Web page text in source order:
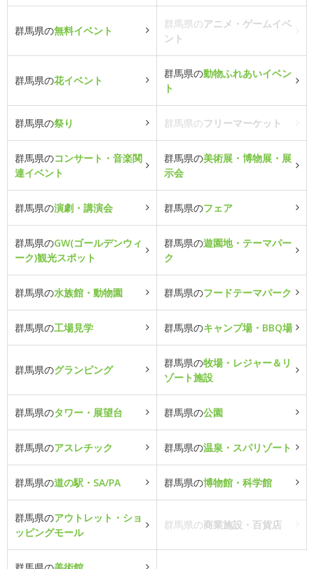
群馬県の無料イベント
群馬県のアニメ・ゲームイベ
ント
群馬県の花イベント
群馬県の動物ふれあいイベン
ト
群馬県の祭り 群馬県のフリーマーケット
群馬県のコンサート・音楽関
連イベント
群馬県の美術展・博物展・展
示会
群馬県の演劇・講演会 群馬県のフェア
群馬県のGW(ゴールデンウィ
ーク)観光スポット
群馬県の遊園地・テーマパー
ク
群馬県の水族館・動物園 群馬県のフードテーマパーク
群馬県の工場見学 群馬県のキャンプ場・BBQ場
群馬県のグランピング
群馬県の牧場・レジャー＆リ
ゾート施設
群馬県のタワー・展望台 群馬県の公園
群馬県のアスレチック 群馬県の温泉・スパリゾート
群馬県の道の駅・SA/PA 群馬県の博物館・科学館
群馬県のアウトレット・ショ
ッピングモール
群馬県の商業施設・百貨店